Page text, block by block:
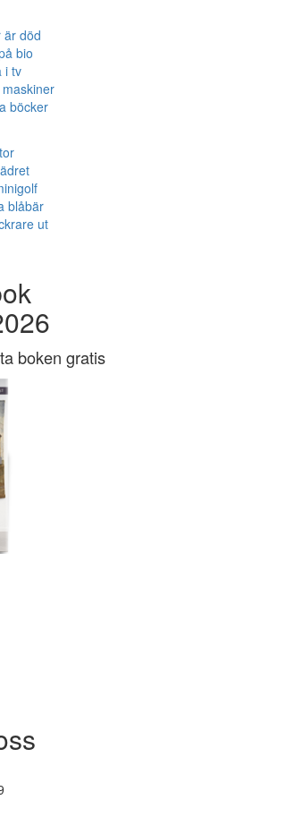
är död
bio
i tv
böcker
blåbär
ut
boken gratis